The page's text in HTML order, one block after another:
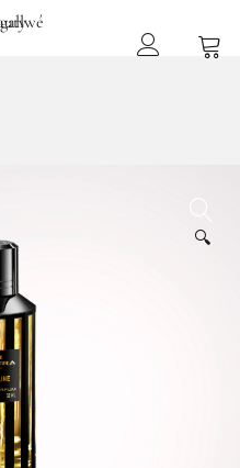
Ladenlokal
🔍